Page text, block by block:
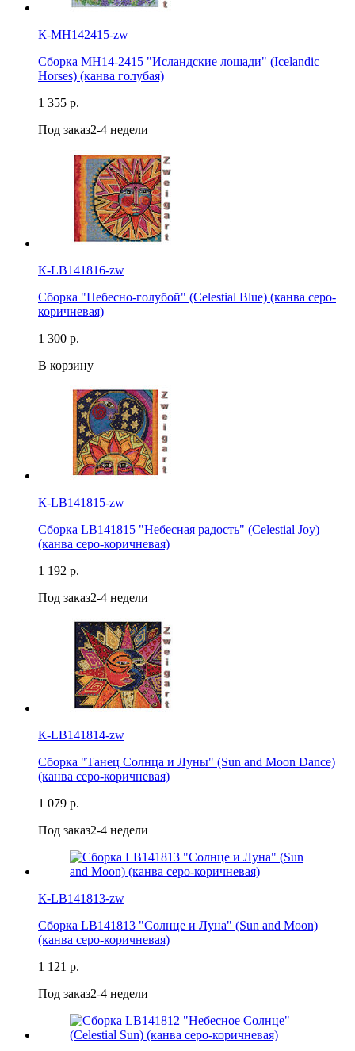
К-MH142415-zw
Сборка MH14-2415 "Исландские лошади" (Icelandic
Horses) (канва голубая)
1 355 р.
Под заказ2-4 недели
К-LB141816-zw
Сборка "Небесно-голубой" (Celestial Blue) (канва серо-
коричневая)
1 300 р.
В корзину
К-LB141815-zw
Сборка LB141815 "Небесная радость" (Celestial Joy)
(канва серо-коричневая)
1 192 р.
Под заказ2-4 недели
К-LB141814-zw
Сборка "Танец Солнца и Луны" (Sun and Moon Dance)
(канва серо-коричневая)
1 079 р.
Под заказ2-4 недели
К-LB141813-zw
Сборка LB141813 "Солнце и Луна" (Sun and Moon)
(канва серо-коричневая)
1 121 р.
Под заказ2-4 недели